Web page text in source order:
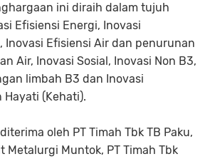
ini diraih dalam tujuh
Efisiensi Energi, Inovasi
Inovasi Efisiensi Air dan penurunan
Air, Inovasi Sosial, Inovasi Non B3,
limbah B3 dan Inovasi
Hayati (Kehati).
oleh PT Timah Tbk TB Paku,
Metalurgi Muntok, PT Timah Tbk